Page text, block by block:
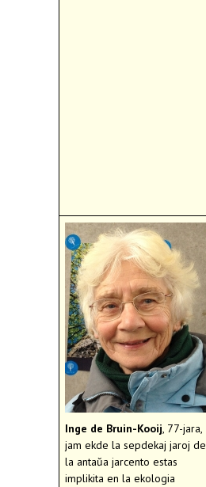
Inge de Bruin-Kooij, 77-jara,
jam ekde la sepdekaj jaroj de
la antaŭa jarcento estas
implikita en la ekologia